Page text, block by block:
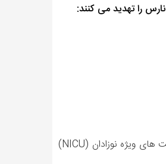
را تهدید می کنند:
به دلیل بروز چنین عوارضی در موارد مربوط به زایمان در هفته 36، ممکن است لازم باشد نوزاد نارس در بخش مراقبت های ویژه نوزادان (NICU)